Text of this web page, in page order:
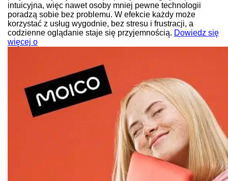
intuicyjna, więc nawet osoby mniej pewne technologii
poradzą sobie bez problemu. W efekcie każdy może
korzystać z usług wygodnie, bez stresu i frustracji, a
codzienne oglądanie staje się przyjemnością. Dowiedz się
więcej o